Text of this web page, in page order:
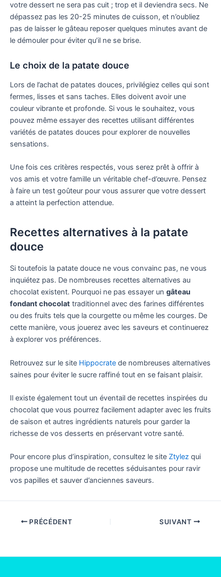
votre dessert ne sera pas cuit ; trop et il deviendra secs. Ne
dépassez pas les 20-25 minutes de cuisson, et n’oubliez
pas de laisser le gâteau reposer quelques minutes avant de
le démouler pour éviter qu’il ne se brise.
Le choix de la patate douce
Lors de l’achat de patates douces, privilégiez celles qui sont
fermes, lisses et sans taches. Elles doivent avoir une
couleur vibrante et profonde. Si vous le souhaitez, vous
pouvez même essayer des recettes utilisant différentes
variétés de patates douces pour explorer de nouvelles
sensations.
Une fois ces critères respectés, vous serez prêt à offrir à
vos amis et votre famille un véritable chef-d’œuvre. Pensez
à faire un test goûteur pour vous assurer que votre dessert
a atteint la perfection attendue.
Recettes alternatives à la patate
douce
Si toutefois la patate douce ne vous convainc pas, ne vous
inquiétez pas. De nombreuses recettes alternatives au
chocolat existent. Pourquoi ne pas essayer un gâteau
fondant chocolat traditionnel avec des farines différentes
ou des fruits tels que la courgette ou même les courges. De
cette manière, vous jouerez avec les saveurs et continuerez
à explorer vos préférences.
Retrouvez sur le site Hippocrate de nombreuses alternatives
saines pour éviter le sucre raffiné tout en se faisant plaisir.
Il existe également tout un éventail de recettes inspirées du
chocolat que vous pourrez facilement adapter avec les fruits
de saison et autres ingrédients naturels pour garder la
richesse de vos desserts en préservant votre santé.
Pour encore plus d’inspiration, consultez le site Ztylez qui
propose une multitude de recettes séduisantes pour ravir
vos papilles et sauver d’anciennes saveurs.
PRÉCÉDENT SUIVANT